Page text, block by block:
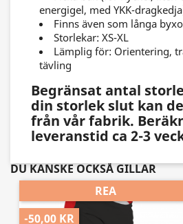
energigel, med YKK-
Finns även som långa
Storlekar: XS-XL
Lämplig för: Orientering,
tävling
Begränsat antal
din storlek slut kan
från vår fabrik.
leveranstid ca 2-3
DU KANSKE OCKSÅ GILLAR
REA
-50,00 KR